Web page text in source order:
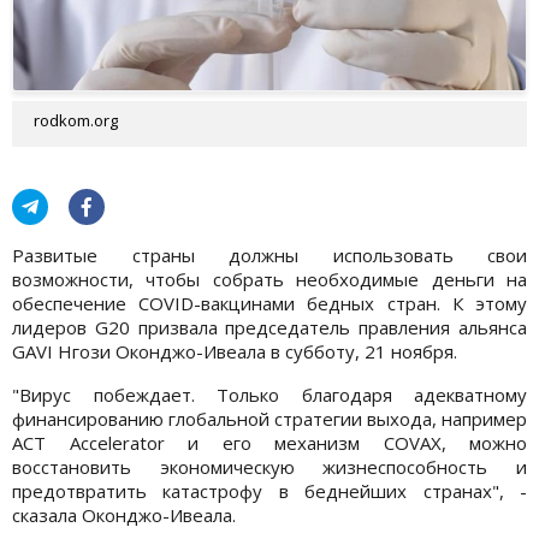
rodkom.org
Развитые страны должны использовать свои
возможности, чтобы собрать необходимые деньги на
обеспечение COVID-вакцинами бедных стран. К этому
лидеров G20 призвала председатель правления альянса
GAVI Нгози Оконджо-Ивеала в субботу, 21 ноября.
"Вирус побеждает. Только благодаря адекватному
финансированию глобальной стратегии выхода, например
ACT Accelerator и его механизм COVAX, можно
восстановить экономическую жизнеспособность и
предотвратить катастрофу в беднейших странах", -
сказала Оконджо-Ивеала.